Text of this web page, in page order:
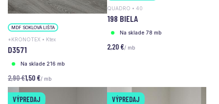
MDF SOKLOVÁ LIŠTA
*KRONOTEX • Ktex
D3571
Na sklade 216 mb
2,90 €1,50 €/ mb
QUADRO • 40
198 BIELA
Na sklade 78 mb
2,20 €/ mb
VÝPREDAJ VÝPREDAJ